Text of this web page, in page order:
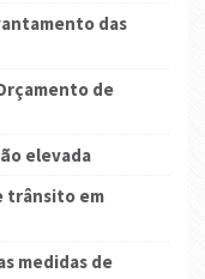
das
de
elevada
trânsito em
medidas de